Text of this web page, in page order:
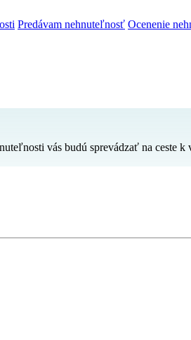
Predávam nehnuteľnosť Ocenenie
vás budú sprevádzať na ceste